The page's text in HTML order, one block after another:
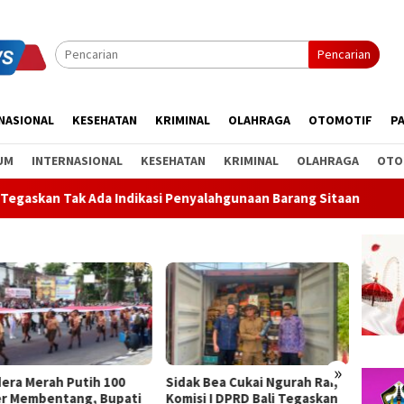
Pencarian
KESEHATAN KRIMINAL OLAHRAGA OTOMOTIF
INTERNASIONAL KESEHATAN KRIMINAL OLAHRAGA
Penyalahgunaan Barang Sitaan Rahina Tumpek
»
Bea Cukai Ngurah Rai,
I DPRD Bali Tegaskan
Rahina Tumpek Krulut,
Pemkab Bangli Hadirkan
ABTI